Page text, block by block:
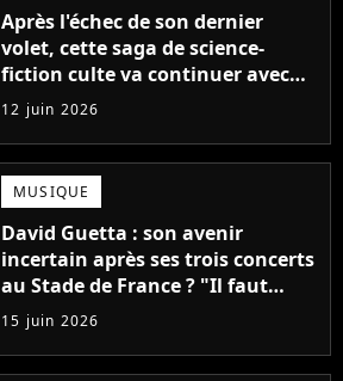
Après l'échec de son dernier
volet, cette saga de science-
fiction culte va continuer avec
une série télé
12 juin 2026
MUSIQUE
David Guetta : son avenir
incertain après ses trois concerts
au Stade de France ? "Il faut
réduire un peu..."
15 juin 2026